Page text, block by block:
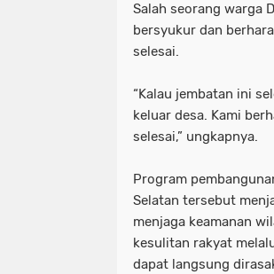
Salah seorang warga
bersyukur dan
selesai.
“Kalau jembatan ini
keluar desa. Kami
selesai,” ungkapnya.
Program
Selatan tersebut
menjaga keamanan
kesulitan rakyat
dapat langsung